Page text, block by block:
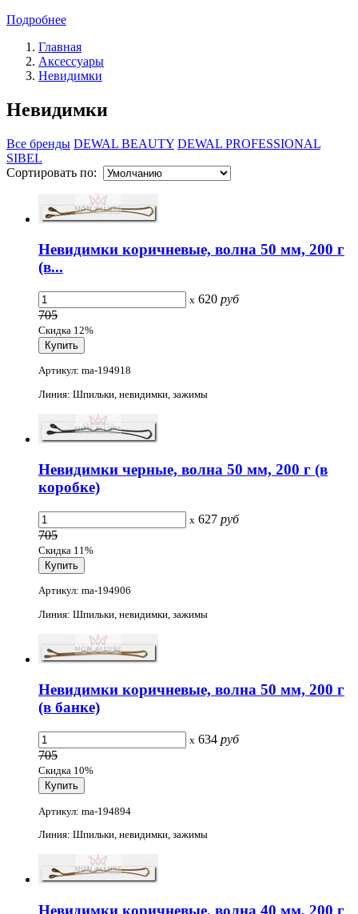
Подробнее
Главная
Аксессуары
Невидимки
Невидимки
Все бренды DEWAL BEAUTY DEWAL PROFESSIONAL
SIBEL
Сортировать по:
Невидимки коричневые, волна 50 мм, 200 г
(в...
x 620 руб
705
Скидка 12%
Артикул: ma-194918
Линия: Шпильки, невидимки, зажимы
Невидимки черные, волна 50 мм, 200 г (в
коробке)
x 627 руб
705
Скидка 11%
Артикул: ma-194906
Линия: Шпильки, невидимки, зажимы
Невидимки коричневые, волна 50 мм, 200 г
(в банке)
x 634 руб
705
Скидка 10%
Артикул: ma-194894
Линия: Шпильки, невидимки, зажимы
Невидимки коричневые, волна 40 мм, 200 г